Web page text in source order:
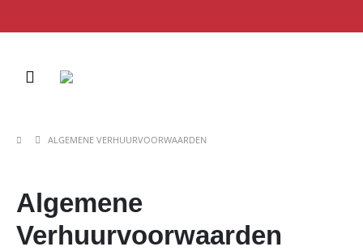
ALGEMENE VERHUURVOORWAARDEN
Algemene
Verhuurvoorwaarden